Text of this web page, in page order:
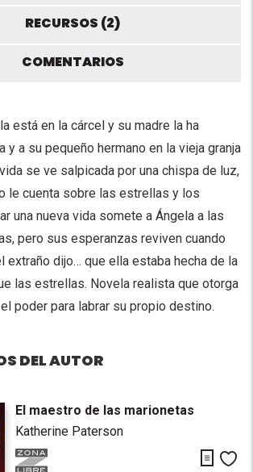
RECURSOS (2)
COMENTARIOS
está en la cárcel y su madre la ha
y a su pequeño hermano en la vieja granja
se ve salpicada por una chispa de luz,
le cuenta sobre las estrellas y los
una nueva vida somete a Ángela a las
pero sus esperanzas reviven cuando
extraño dijo… que ella estaba hecha de la
las estrellas. Novela realista que otorga
poder para labrar su propio destino.
DEL AUTOR
El maestro de las marionetas
Katherine Paterson